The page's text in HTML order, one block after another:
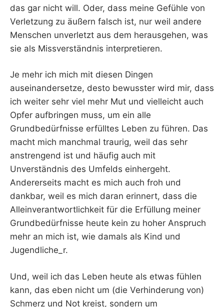
das gar nicht will. Oder, dass meine Gefühle von
Verletzung zu äußern falsch ist, nur weil andere
Menschen unverletzt aus dem herausgehen, was
sie als Missverständnis interpretieren.
Je mehr ich mich mit diesen Dingen
auseinandersetze, desto bewusster wird mir, dass
ich weiter sehr viel mehr Mut und vielleicht auch
Opfer aufbringen muss, um ein alle
Grundbedürfnisse erfülltes Leben zu führen. Das
macht mich manchmal traurig, weil das sehr
anstrengend ist und häufig auch mit
Unverständnis des Umfelds einhergeht.
Andererseits macht es mich auch froh und
dankbar, weil es mich daran erinnert, dass die
Alleinverantwortlichkeit für die Erfüllung meiner
Grundbedürfnisse heute kein zu hoher Anspruch
mehr an mich ist, wie damals als Kind und
Jugendliche_r.
Und, weil ich das Leben heute als etwas fühlen
kann, das eben nicht um (die Verhinderung von)
Schmerz und Not kreist, sondern um